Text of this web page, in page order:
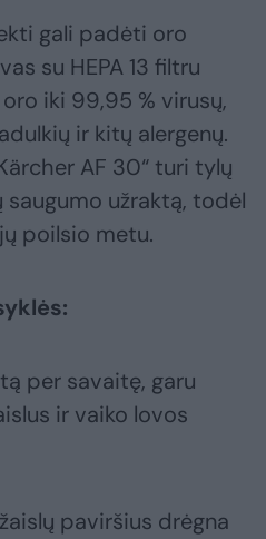
gali padėti oro
su HEPA 13 filtru
iki 99,95 % virusų,
ir kitų alergenų.
AF 30“ turi tylų
užraktą, todėl
poilsio metu.
per savaitę, garu
ir vaiko lovos
paviršius drėgna